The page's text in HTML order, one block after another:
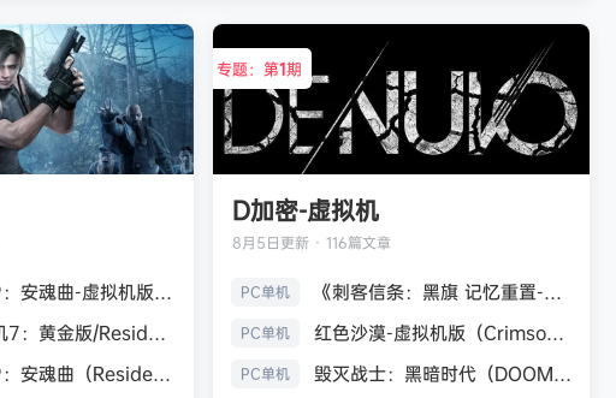
生化危机9：安魂曲-虚拟机版（Resident Evil Requiem HYPERVISOR）免安装中文版
《生化危机7：黄金版/Resident Evil 7 Biohazard》免安装中文版
生化危机9：安魂曲（Resident Evil Requiem）免安装中文版
专题：第1期
D加密-虚拟机
8月5日更新 · 116篇文章
PC单机 《刺客信条：黑旗 记忆重置-虚拟机版/Assassin’s Creed Black Flag Resynced HYPERVISOR》免安装中文版
PC单机 红色沙漠-虚拟机版（Crimson Desert HYPERVISOR）免安装中文版
PC单机 毁灭战士：黑暗时代（DOOM: The Dark Ages）免安装中文版